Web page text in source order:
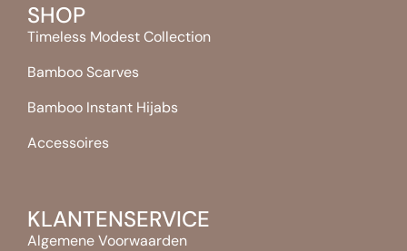
SHOP
Timeless Modest Collection
Bamboo Scarves
Bamboo Instant Hijabs
Accessoires
KLANTENSERVICE
Algemene Voorwaarden